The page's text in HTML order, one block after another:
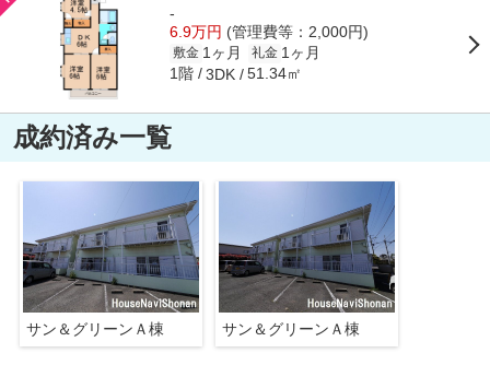
-
6.9万円 (管理費等：2,000円)
敷金 1ヶ月 礼金 1ヶ月
1階 3DK 51.34㎡
成約済み一覧
サン＆グリーンＡ棟 サン＆グリーンＡ棟